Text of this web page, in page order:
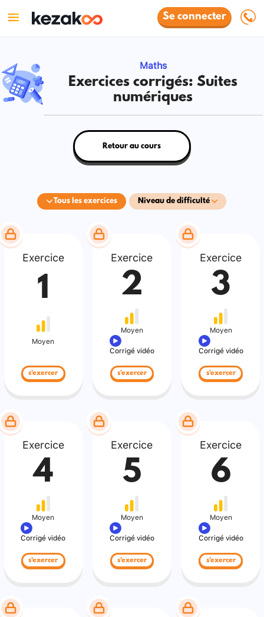
Se connecter
Maths
Exercices corrigés: Suites
numériques
Tous les exercices Niveau de difficulté
Retour au cours
Exercice
1
Moyen
s'exercer
Exercice
2
Moyen
Corrigé vidéo
s'exercer
Exercice
3
Moyen
Corrigé vidéo
s'exercer
Exercice
4
Moyen
Corrigé vidéo
s'exercer
Exercice
5
Moyen
Corrigé vidéo
s'exercer
Exercice
6
Moyen
Corrigé vidéo
s'exercer